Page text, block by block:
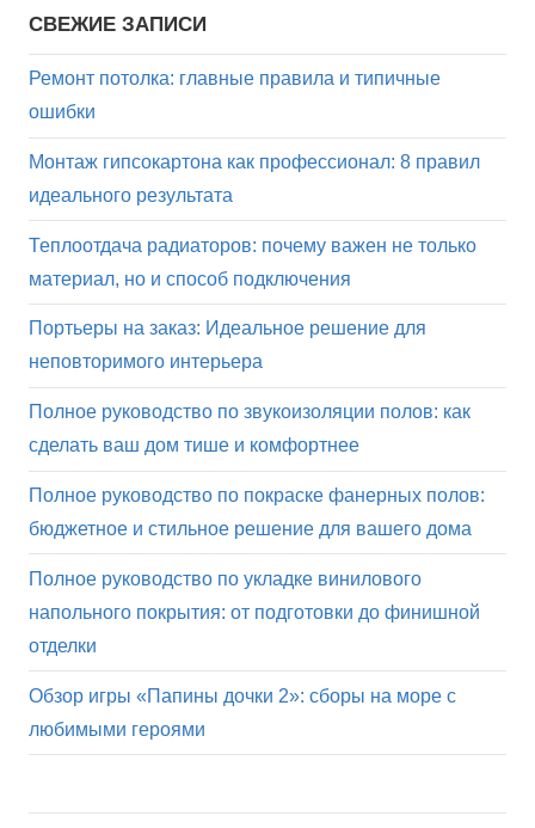
СВЕЖИЕ ЗАПИСИ
Ремонт потолка: главные правила и типичные
ошибки
Монтаж гипсокартона как профессионал: 8 правил
идеального результата
Теплоотдача радиаторов: почему важен не только
материал, но и способ подключения
Портьеры на заказ: Идеальное решение для
неповторимого интерьера
Полное руководство по звукоизоляции полов: как
сделать ваш дом тише и комфортнее
Полное руководство по покраске фанерных полов:
бюджетное и стильное решение для вашего дома
Полное руководство по укладке винилового
напольного покрытия: от подготовки до финишной
отделки
Обзор игры «Папины дочки 2»: сборы на море с
любимыми героями